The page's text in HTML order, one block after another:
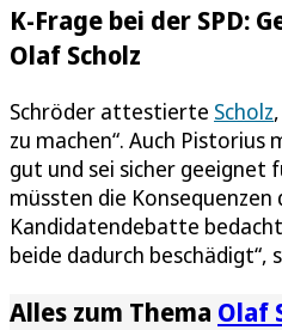
K-Frage bei der SPD:
Olaf Scholz
Schröder attestierte Scholz
zu machen“. Auch Pistorius
gut und sei sicher geeignet
müssten die
Kandidatendebatte
beide dadurch beschädigt“,
Alles zum Thema Olaf